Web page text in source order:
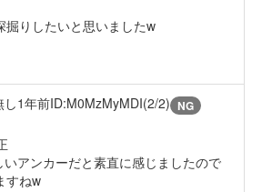
掘りしたいと思いましたw
し1年前ID:M0MzMyMDI(2/2) NG
いアンカーだと素直に感じましたので
すねw